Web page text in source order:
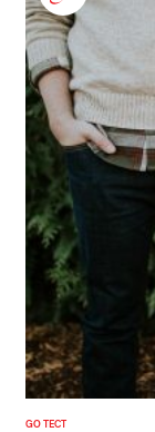
GO ТЕСТ